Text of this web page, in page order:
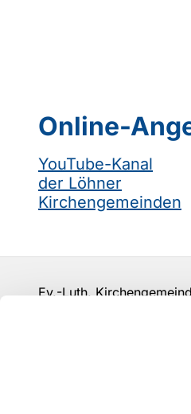
Online-
YouTube-Kanal
der Löhner
Kirchengemeinden
Ev.-Luth.